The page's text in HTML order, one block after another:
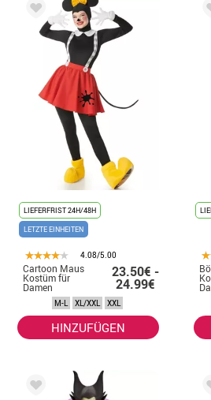
LIEFERFRIST 24H/48H
LETZTE EINHEITEN
4.08/5.00
Cartoon Maus
Kostüm für
Damen
23.50€ -
24.99€
M-L XL/XXL XXL
HINZUFÜGEN